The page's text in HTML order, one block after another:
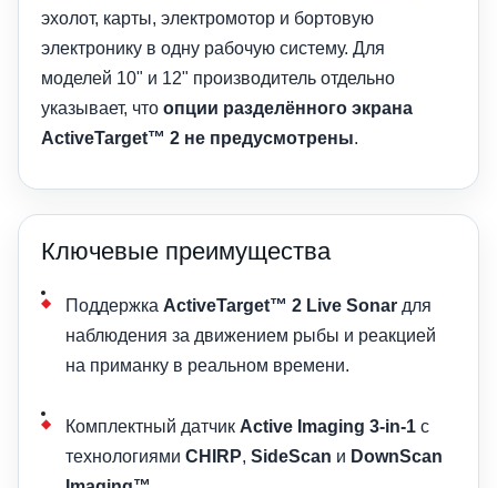
эхолот, карты, электромотор и бортовую
электронику в одну рабочую систему. Для
моделей 10" и 12" производитель отдельно
указывает, что опции разделённого экрана
ActiveTarget™ 2 не предусмотрены.
Ключевые преимущества
Поддержка ActiveTarget™ 2 Live Sonar для
наблюдения за движением рыбы и реакцией
на приманку в реальном времени.
Комплектный датчик Active Imaging 3-in-1 с
технологиями CHIRP, SideScan и DownScan